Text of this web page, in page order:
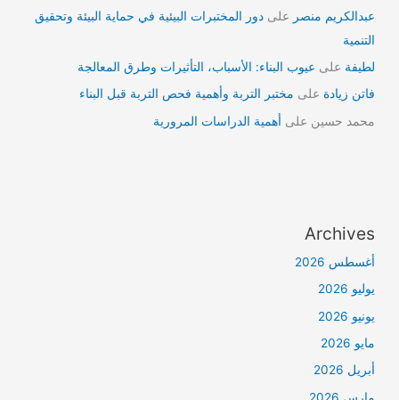
عبدالكريم منصر علىدور المختبرات البيئية في حماية البيئة وتحقيق
التنمية
لطيفة على عيوب البناء: الأسباب، التأثيرات وطرق المعالجة
فاتن زيادة على مختبر التربة وأهمية فحص التربة قبل البناء
محمد حسين على أهمية الدراسات المرورية
Archives
أغسطس 2026
يوليو 2026
يونيو 2026
مايو 2026
أبريل 2026